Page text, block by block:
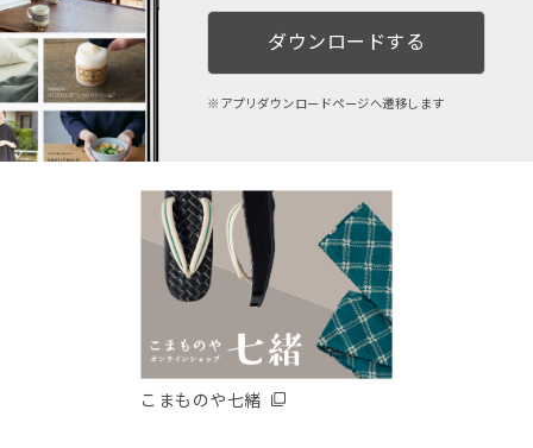
ダウンロードする
アプリダウンロードページへ遷移します
こまものや七緒